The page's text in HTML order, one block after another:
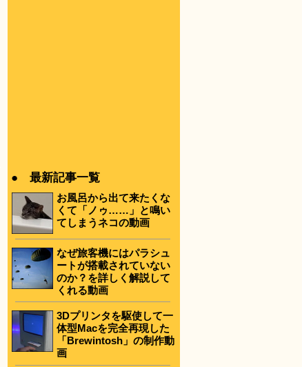
● 最新記事一覧
お風呂から出て来たくな
くて「ノゥ……」と鳴い
てしまうネコの動画
なぜ旅客機にはパラシュ
ートが搭載されていない
のか？を詳しく解説して
くれる動画
3Dプリンタを駆使して一
体型Macを完全再現した
「Brewintosh」の制作動
画